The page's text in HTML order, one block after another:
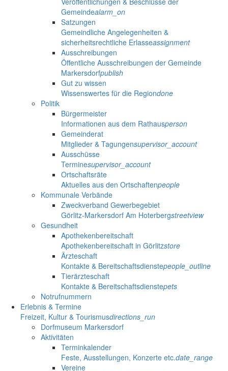
Gemeindealarm_on
Satzungen
Gemeindliche Angelegenheiten &
sicherheitsrechtliche Erlasseassignment
Ausschreibungen
Öffentliche Ausschreibungen der Gemeinde
Markersdorfpublish
Gut zu wissen
Wissenswertes für die Regiondone
Politik
Bürgermeister
Informationen aus dem Rathausperson
Gemeinderat
Mitglieder & Tagungensupervisor_account
Ausschüsse
Terminesupervisor_account
Ortschaftsräte
Aktuelles aus den Ortschaftenpeople
Kommunale Verbände
Zweckverband Gewerbegebiet
Görlitz-Markersdorf Am Hoterbergstreetview
Gesundheit
Apothekenbereitschaft
Apothekenbereitschaft in Görlitzstore
Ärzteschaft
Kontakte & Bereitschaftsdienstepeople_outline
Tierärzteschaft
Kontakte & Bereitschaftsdienstepets
Notrufnummern
Erlebnis & Termine
Freizeit, Kultur & Tourismusdirections_run
Dorfmuseum Markersdorf
Aktivitäten
Terminkalender
Feste, Ausstellungen, Konzerte etc.date_range
Vereine